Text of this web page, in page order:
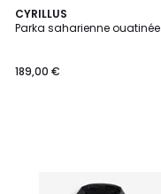
CYRILLUS
Parka saharienne ouatinée
189,00 €